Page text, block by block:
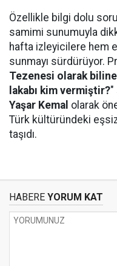
Özellikle bilgi dolu
samimi sunumuyla
hafta izleyicilere hem
sunmayı sürdürüyor.
Tezenesi olarak
lakabı kim vermiştir?"
Yaşar Kemal olarak
Türk kültüründeki
taşıdı.
HABERE YORUM KAT